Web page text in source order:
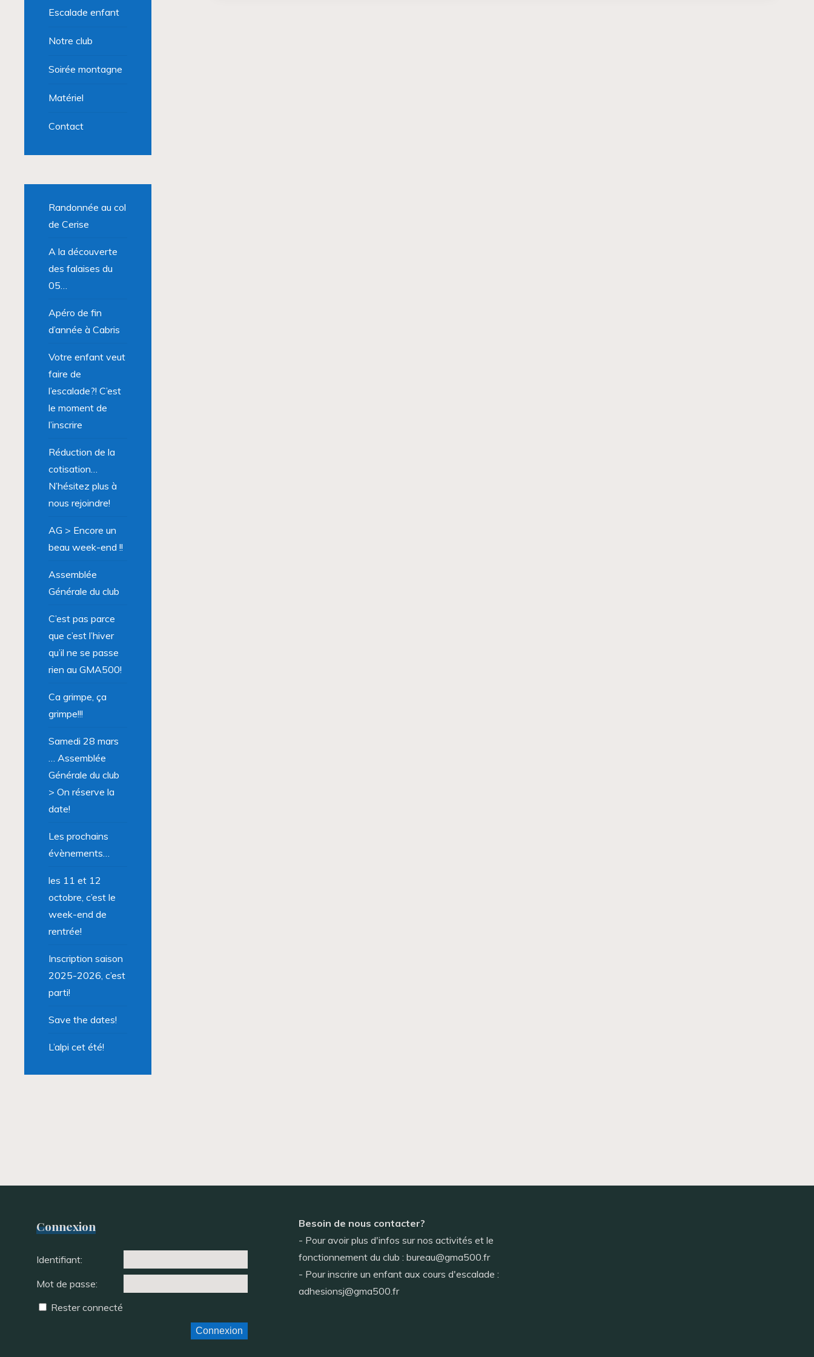
Escalade enfant
Notre club
Soirée montagne
Matériel
Contact
Randonnée au col
de Cerise
A la découverte
des falaises du
05…
Apéro de fin
d’année à Cabris
Votre enfant veut
faire de
l’escalade?! C’est
le moment de
l’inscrire
Réduction de la
cotisation…
N’hésitez plus à
nous rejoindre!
AG > Encore un
beau week-end !!
Assemblée
Générale du club
C’est pas parce
que c’est l’hiver
qu’il ne se passe
rien au GMA500!
Ca grimpe, ça
grimpe!!!
Samedi 28 mars
… Assemblée
Générale du club
> On réserve la
date!
Les prochains
évènements…
les 11 et 12
octobre, c’est le
week-end de
rentrée!
Inscription saison
2025-2026, c’est
parti!
Save the dates!
L’alpi cet été!
Connexion
Identifiant:
Mot de passe:
Rester connecté
Connexion
Besoin de nous contacter?
- Pour avoir plus d'infos sur nos activités et le
fonctionnement du club : bureau@gma500.fr
- Pour inscrire un enfant aux cours d'escalade :
adhesionsj@gma500.fr